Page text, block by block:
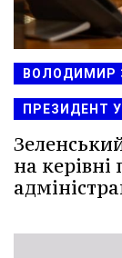
ВОЛОДИМИР
ПРЕЗИДЕНТ
на